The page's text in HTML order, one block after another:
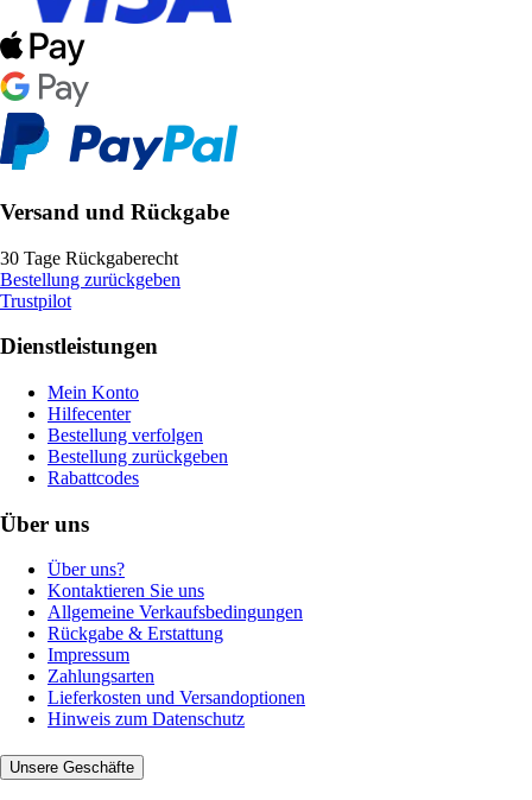
Versand und Rückgabe
30 Tage Rückgaberecht
Bestellung zurückgeben
Trustpilot
Dienstleistungen
Mein Konto
Hilfecenter
Bestellung verfolgen
Bestellung zurückgeben
Rabattcodes
Über uns
Über uns?
Kontaktieren Sie uns
Allgemeine Verkaufsbedingungen
Rückgabe & Erstattung
Impressum
Zahlungsarten
Lieferkosten und Versandoptionen
Hinweis zum Datenschutz
Unsere Geschäfte